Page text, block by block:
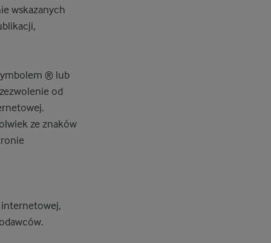
wskazanych
® lub
od
ze znaków
internetowej,